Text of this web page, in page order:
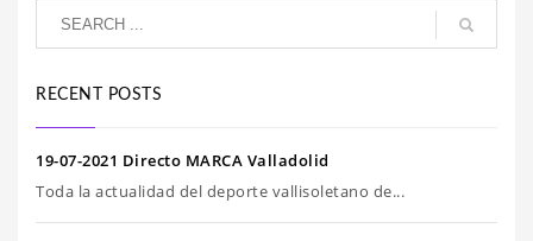
RECENT POSTS
19-07-2021 Directo MARCA Valladolid
Toda la actualidad del deporte vallisoletano de...